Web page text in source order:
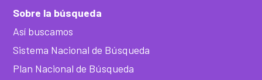
Sobre la búsqueda
Así buscamos
Sistema Nacional de Búsqueda
Plan Nacional de Búsqueda